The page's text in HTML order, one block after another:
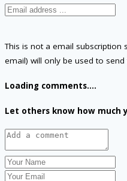
This is not a email subscription
email) will only be used to send
Loading comments....
Let others know how much